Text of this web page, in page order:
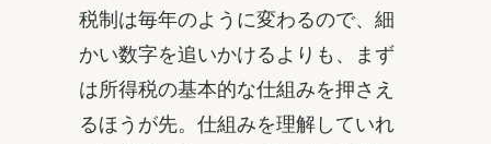
税制は毎年のように変わるので、細
かい数字を追いかけるよりも、まず
は所得税の基本的な仕組みを押さえ
るほうが先。仕組みを理解していれ